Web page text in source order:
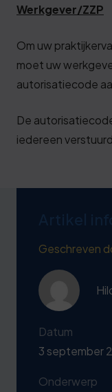
Werkgever/ZZP
Om uw
moet uw
autorisatiecode
De
iedereen verstuurd.
Geschreven
Datum
3 september
Onderwerp